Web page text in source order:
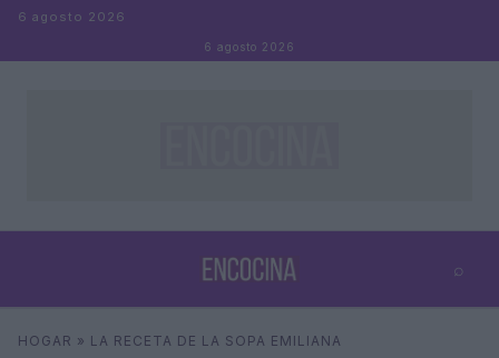
Saltar al contenido
6 agosto 2026
6 agosto 2026
⌕
Buscar
HOGAR » LA RECETA DE LA SOPA EMILIANA